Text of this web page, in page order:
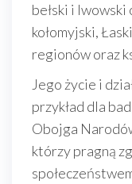
bełski i lwowski
kołomyjski,
regionów oraz
Jego życie i
przykład dla
Obojga
którzy pragną